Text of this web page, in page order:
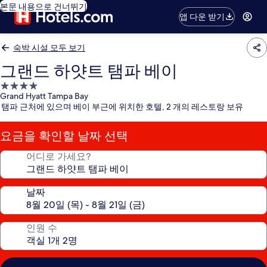
본문 내용으로 건너뛰기
앱 다운 받기
숙박 시설 모두 보기
그랜드 하얏트 탬파 베이
4.0
성
급
숙
박
시
Grand Hyatt Tampa Bay
탬파 근처에 있으며 베이 부근에 위치한 호텔, 2 개의 레스토랑 보유
요금을 확인할 날짜 선택
어디로 가세요?
날짜
인원 수